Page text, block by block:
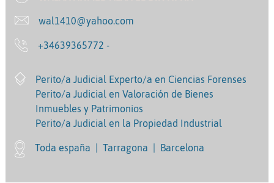
wal1410@yahoo.com
+34639365772 -
Perito/a Judicial Experto/a en Ciencias Forenses
Perito/a Judicial en Valoración de Bienes
Inmuebles y Patrimonios
Perito/a Judicial en la Propiedad Industrial
Toda españa Tarragona Barcelona